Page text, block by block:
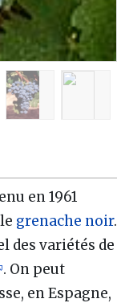
en 1961
grenache noir.
des variétés de
. On peut
en Espagne,